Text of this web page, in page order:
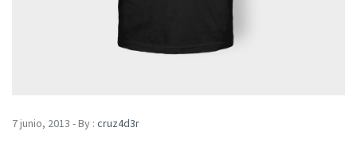
7 junio, 2013 - By : cruz4d3r